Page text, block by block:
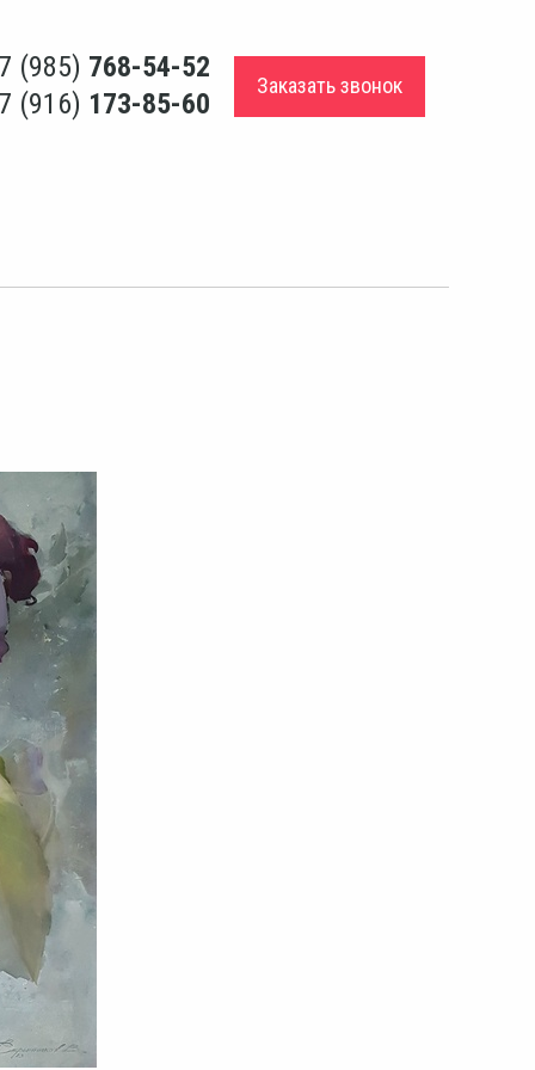
(985) 768-54-52
(916) 173-85-60
Заказать звонок